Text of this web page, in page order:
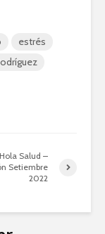
estrés
Salud –
Setiembre
2022